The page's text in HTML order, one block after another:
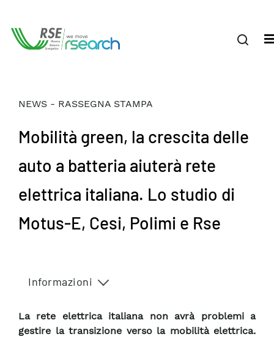
NEWS - RASSEGNA STAMPA
Mobilità green, la crescita delle
auto a batteria aiuterà rete
elettrica italiana. Lo studio di
Motus-E, Cesi, Polimi e Rse
Informazioni
La rete elettrica italiana non avrà problemi a
gestire la transizione verso la mobilità elettrica.